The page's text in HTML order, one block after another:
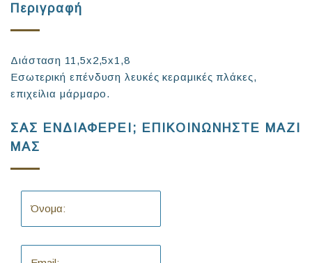
Περιγραφή
Διάσταση 11,5x2,5x1,8
Εσωτερική επένδυση λευκές κεραμικές πλάκες,
επιχείλια μάρμαρο.
ΣΑΣ ΕΝΔΙΑΦΕΡΕΙ; ΕΠΙΚΟΙΝΩΝΗΣΤΕ ΜΑΖΙ
ΜΑΣ